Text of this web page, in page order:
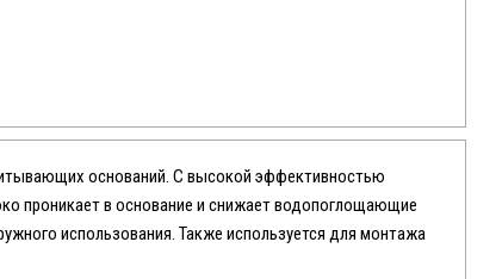
оснований. С высокой эффективностью
проникает в основание и снижает водопоглощающие
использования. Также используется для монтажа